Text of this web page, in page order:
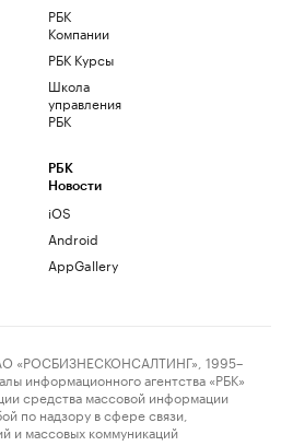
РБК
Компании
РБК Курсы
Школа
управления
РБК
РБК
Новости
iOS
Android
AppGallery
«РОСБИЗНЕСКОНСАЛТИНГ», 1995–
информационного агентства «РБК»
средства массовой информации
по надзору в сфере связи,
и массовых коммуникаций